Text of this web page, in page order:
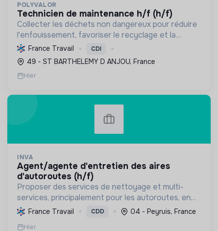
POLYVALOR
technicien de maintenance h/f (h/f)
Collecter les déchets non dangereux pour réduire
l'enfouissement, favoriser le recyclage et la
valorisation, et préserver les ressources
naturelles, contribuant ainsi à l'économie circulaire
et à la t...
France Travail CDI
49 - ST BARTHELEMY D ANJOU, France
Hier
INVA
agent/agente d'entretien des aires
d'autoroutes (h/f)
Proposer des services de nettoyage et multi-
services, principalement pour les autoroutes, en
France. Favoriser l'inclusion sociale et
professionnelle, et contribuer à la préservation de
France Travail CDD 04 - Peyruis, France
Hier